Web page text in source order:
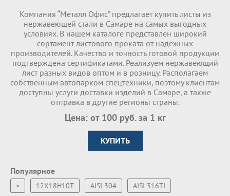
Компания “Металл Офис” предлагает купить листы из
нержавеющей стали в Самаре на самых выгодных
условиях. В нашем каталоге представлен широкий
сортамент листового проката от надежных
производителей. Качество и точность готовой продукции
подтверждена сертификатами. Реализуем нержавеющий
лист разных видов оптом и в розницу. Располагаем
собственным автопарком спецтехники, поэтому клиентам
доступны услуги доставки изделий в Самаре, а также
отправка в другие регионы страны.
Цена: от 100 руб. за 1 кг
КУПИТЬ
Популярное
× 12Х18Н10Т AISI 304 AISI 316TI